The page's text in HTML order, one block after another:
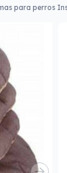
para perros